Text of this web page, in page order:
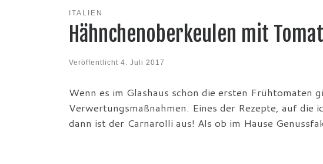
ITALIEN
Hähnchenoberkeulen mit
Veröffentlicht 4. Juli 2017
Wenn es im Glashaus schon die ersten Frühtomaten
Verwertungsmaßnahmen. Eines der Rezepte, auf
dann ist der Carnarolli aus! Als ob im Hause